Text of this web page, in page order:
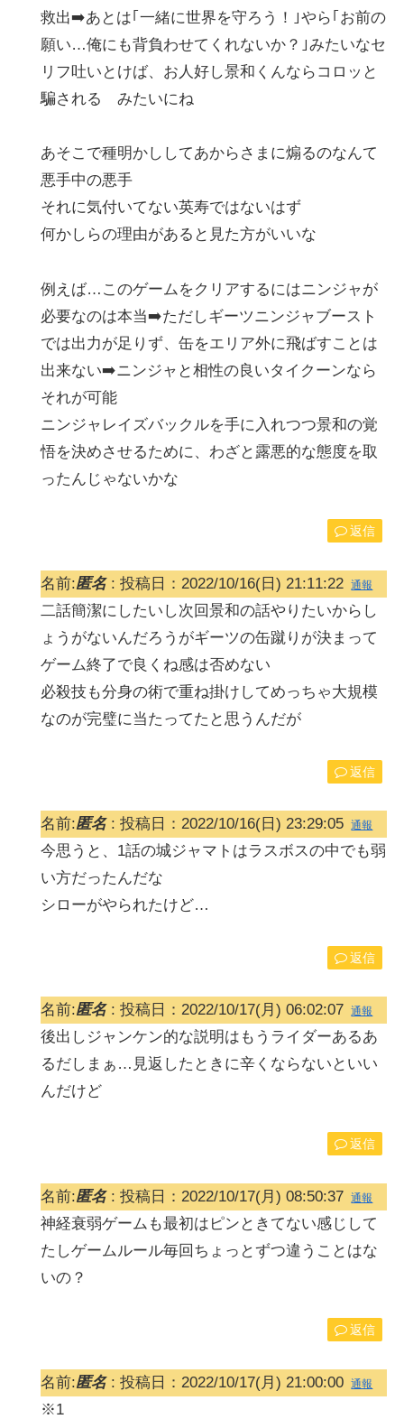
救出➡️あとは｢一緒に世界を守ろう！｣やら｢お前の
願い…俺にも背負わせてくれないか？｣みたいなセ
リフ吐いとけば、お人好し景和くんならコロッと
騙される みたいにね
あそこで種明かししてあからさまに煽るのなんて
悪手中の悪手
それに気付いてない英寿ではないはず
何かしらの理由があると見た方がいいな
例えば…このゲームをクリアするにはニンジャが
必要なのは本当➡️ただしギーツニンジャブースト
では出力が足りず、缶をエリア外に飛ばすことは
出来ない➡️ニンジャと相性の良いタイクーンなら
それが可能
ニンジャレイズバックルを手に入れつつ景和の覚
悟を決めさせるために、わざと露悪的な態度を取
ったんじゃないかな
返信
名前:匿名: 投稿日：2022/10/16(日) 21:11:22 通報
二話簡潔にしたいし次回景和の話やりたいからし
ょうがないんだろうがギーツの缶蹴りが決まって
ゲーム終了で良くね感は否めない
必殺技も分身の術で重ね掛けしてめっちゃ大規模
なのが完璧に当たってたと思うんだが
返信
名前:匿名: 投稿日：2022/10/16(日) 23:29:05 通報
今思うと、1話の城ジャマトはラスボスの中でも弱
い方だったんだな
シローがやられたけど…
返信
名前:匿名: 投稿日：2022/10/17(月) 06:02:07 通報
後出しジャンケン的な説明はもうライダーあるあ
るだしまぁ…見返したときに辛くならないといい
んだけど
返信
名前:匿名: 投稿日：2022/10/17(月) 08:50:37 通報
神経衰弱ゲームも最初はピンときてない感じして
たしゲームルール毎回ちょっとずつ違うことはな
いの？
返信
名前:匿名: 投稿日：2022/10/17(月) 21:00:00 通報
※1